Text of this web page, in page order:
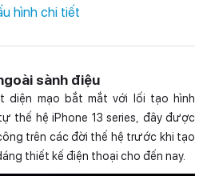
hình chi tiết
sành điệu
diện mạo bắt mắt với lối tạo hình
thế hệ iPhone 13 series, đây được
trên các đời thế hệ trước khi tạo
thiết kế điện thoại cho đến nay.